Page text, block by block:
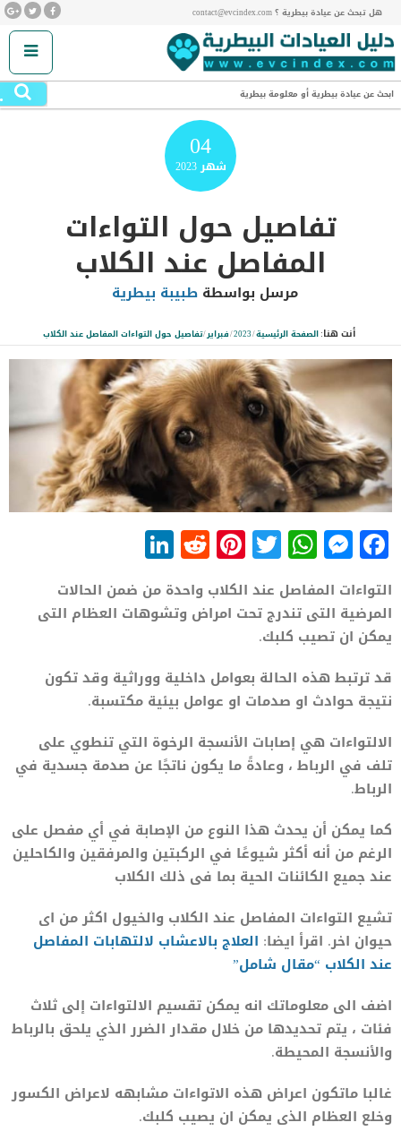
هل تبحث عن عيادة بيطرية ؟ contact@evcindex.com
ابحث عن عيادة بيطرية أو معلومة بيطرية
04
شهر2023
تفاصيل حول التواءات
المفاصل عند الكلاب
مرسل بواسطة طبيبة بيطرية
أنت هنا:الصفحة الرئيسية/
2023
/فبراير/تفاصيل حول التواءات المفاصل عند الكلاب
Facebook
Messenger
WhatsApp
Twitter
Pinterest
Reddit
التواءات المفاصل عند الكلاب واحدة من ضمن الحالات
المرضية التى تندرج تحت امراض وتشوهات العظام التى
يمكن ان تصيب كلبك.
قد ترتبط هذه الحالة بعوامل داخلية ووراثية وقد تكون
نتيجة حوادث او صدمات او عوامل بيئية مكتسبة.
الالتواءات هي إصابات الأنسجة الرخوة التي تنطوي على
تلف في الرباط ، وعادةً ما يكون ناتجًا عن صدمة جسدية في
الرباط.
كما يمكن أن يحدث هذا النوع من الإصابة في أي مفصل على
الرغم من أنه أكثر شيوعًا في الركبتين والمرفقين والكاحلين
عند جميع الكائنات الحية بما فى ذلك الكلاب
تشيع التواءات المفاصل عند الكلاب والخيول اكثر من اى
حيوان اخر. اقرأ ايضا: العلاج بالاعشاب لالتهابات المفاصل
عند الكلاب “مقال شامل”
اضف الى معلوماتك انه يمكن تقسيم الالتواءات إلى ثلاث
فئات ، يتم تحديدها من خلال مقدار الضرر الذي يلحق بالرباط
والأنسجة المحيطة.
غالبا ماتكون اعراض هذه الاتواءات مشابهه لاعراض الكسور
وخلع العظام الذى يمكن ان يصيب كلبك.